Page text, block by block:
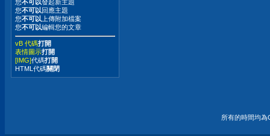
您不可以發起新主題
您不可以 回應主題
您不可以 上傳附加檔案
您不可以編輯您的文章
vB 代碼打開
表情圖示打開
[IMG]代碼打開
HTML代碼關閉
所有的時間均為